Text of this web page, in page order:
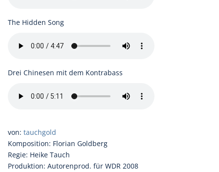
The Hidden Song
Drei Chinesen mit dem Kontrabass
von: tauchgold
Komposition: Florian Goldberg
Regie: Heike Tauch
Produktion: Autorenprod. für WDR 2008